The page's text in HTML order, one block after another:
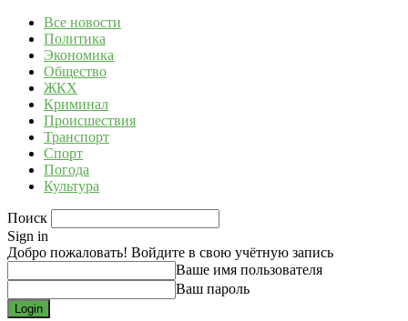
Все новости
Политика
Экономика
Общество
ЖКХ
Криминал
Происшествия
Транспорт
Спорт
Погода
Культура
Поиск
Sign in
Добро пожаловать! Войдите в свою учётную запись
Ваше имя пользователя
Ваш пароль